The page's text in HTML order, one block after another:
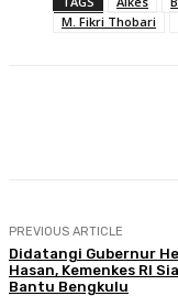
M. Fikri Thobari
PREVIOUS ARTICLE
Didatangi Gubernur
Hasan, Kemenkes RI
Bantu Bengkulu